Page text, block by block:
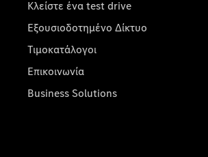
Κλείστε ένα test drive
Εξουσιοδοτημένο Δίκτυο
Τιμοκατάλογοι
Επικοινωνία
Business Solutions